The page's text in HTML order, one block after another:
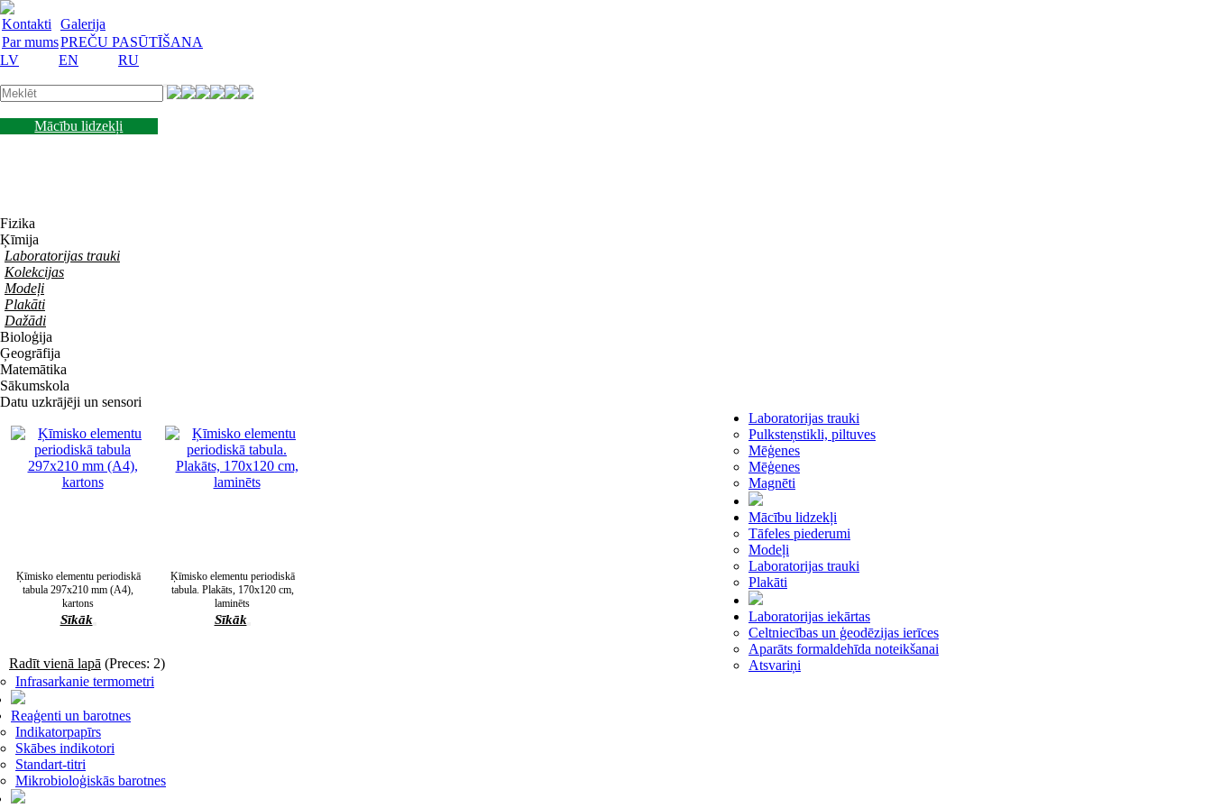
Kontakti
Galerija
Par mumsPREČU PASŪTĪŠANA
LV
EN RU
Mācību lidzekļi
Fizika
Ķīmija
Laboratorijas trauki
Kolekcijas
Modeļi
Plakāti
Dažādi
Bioloģija
Ģeogrāfija
Matemātika
Sākumskola
Datu uzkrājēji un sensori
Ķīmisko elementu periodiskā
tabula 297x210 mm (A4),
kartons
Sīkāk
Ķīmisko elementu periodiskā
tabula. Plakāts, 170x120 cm,
laminēts
Sīkāk
Radīt vienā lapā (Preces: 2)
Laboratorijas trauki
Pulksteņstikli, piltuves
Mēģenes
Mēģenes
Magnēti
Mācību lidzekļi
Tāfeles piederumi
Modeļi
Laboratorijas trauki
Plakāti
Laboratorijas iekārtas
Celtniecības un ģeodēzijas ierīces
Aparāts formaldehīda noteikšanai
Atsvariņi
Infrasarkanie termometri
Reaģenti un barotnes
Indikatorpapīrs
Skābes indikotori
Standart-titri
Mikrobioloģiskās barotnes